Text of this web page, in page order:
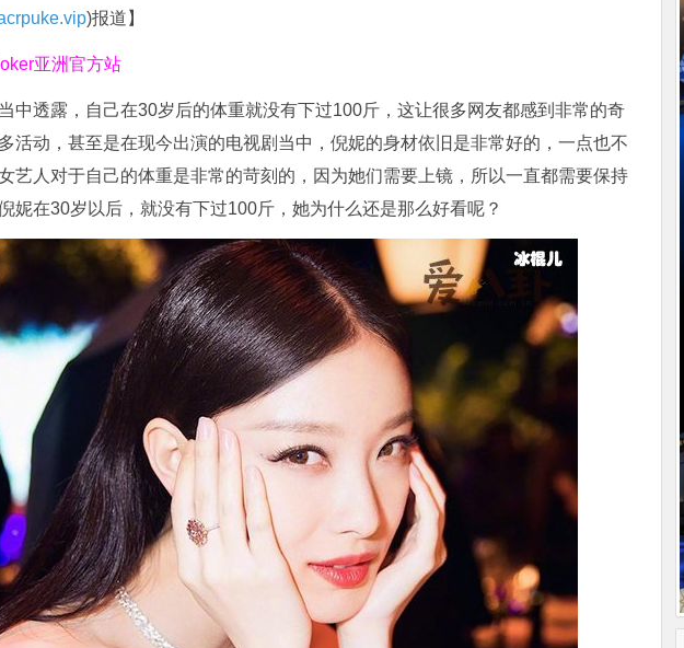
)报道】
亚洲官方站
中透露，自己在30岁后的体重就没有下过100斤，这让很多网友都感到非常的奇
活动，甚至是在现今出演的电视剧当中，倪妮的身材依旧是非常好的，一点也不
艺人对于自己的体重是非常的苛刻的，因为她们需要上镜，所以一直都需要保持
妮在30岁以后，就没有下过100斤，她为什么还是那么好看呢？